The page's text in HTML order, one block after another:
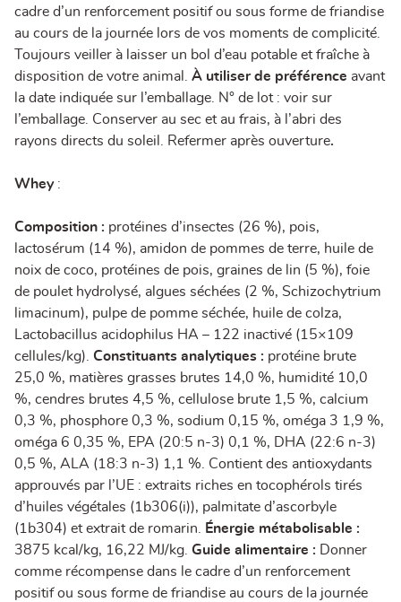
cadre d’un renforcement positif ou sous forme de friandise
au cours de la journée lors de vos moments de complicité.
Toujours veiller à laisser un bol d’eau potable et fraîche à
disposition de votre animal. À utiliser de préférence avant
la date indiquée sur l’emballage. N° de lot : voir sur
l’emballage. Conserver au sec et au frais, à l’abri des
rayons directs du soleil. Refermer après ouverture.
Whey:
Composition : protéines d’insectes (26 %), pois,
lactosérum (14 %), amidon de pommes de terre, huile de
noix de coco, protéines de pois, graines de lin (5 %), foie
de poulet hydrolysé, algues séchées (2 %, Schizochytrium
limacinum), pulpe de pomme séchée, huile de colza,
Lactobacillus acidophilus HA – 122 inactivé (15×109
cellules/kg). Constituants analytiques : protéine brute
25,0 %, matières grasses brutes 14,0 %, humidité 10,0
%, cendres brutes 4,5 %, cellulose brute 1,5 %, calcium
0,3 %, phosphore 0,3 %, sodium 0,15 %, oméga 3 1,9 %,
oméga 6 0,35 %, EPA (20:5 n-3) 0,1 %, DHA (22:6 n-3)
0,5 %, ALA (18:3 n-3) 1,1 %. Contient des antioxydants
approuvés par l’UE : extraits riches en tocophérols tirés
d’huiles végétales (1b306(i)), palmitate d’ascorbyle
(1b304) et extrait de romarin. Énergie métabolisable :
3875 kcal/kg, 16,22 MJ/kg. Guide alimentaire : Donner
comme récompense dans le cadre d’un renforcement
positif ou sous forme de friandise au cours de la journée